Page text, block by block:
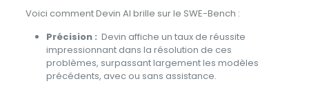
Voici comment Devin AI brille sur le SWE-Bench :
Précision : Devin affiche un taux de réussite
impressionnant dans la résolution de ces
problèmes, surpassant largement les modèles
précédents, avec ou sans assistance.